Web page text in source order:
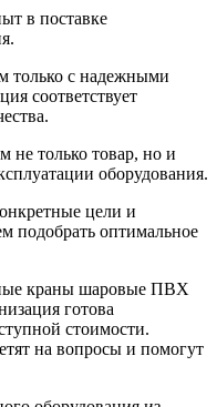
в поставке
только с надежными
соответствует
не только товар, но и
оборудования.
цели и
подобрать оптимальное
краны шаровые ПВХ
готова
стоимости.
на вопросы и помогут